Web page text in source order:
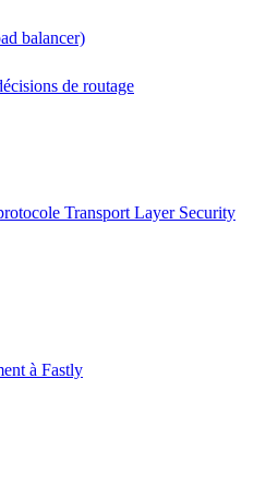
balancer)
de routage
Transport Layer Security
à Fastly